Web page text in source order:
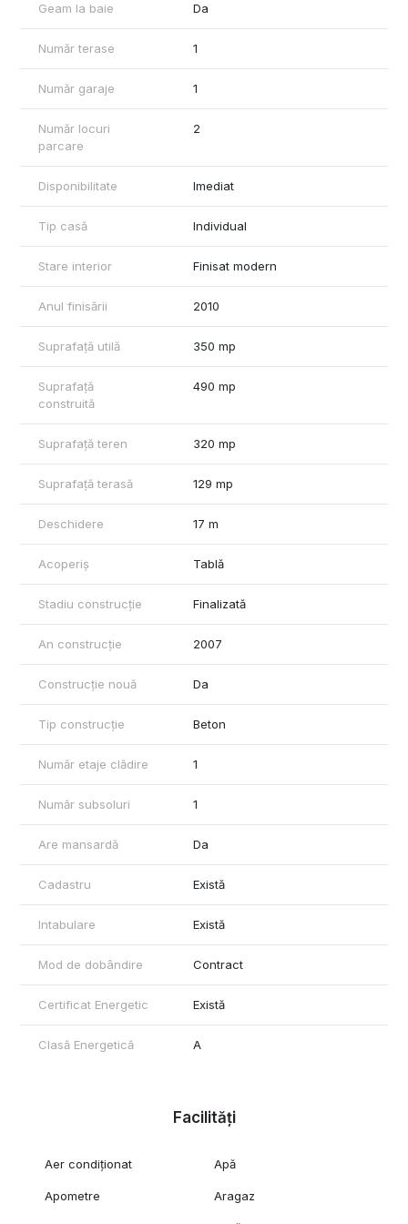
Vecinatati: Lacul Baneasa, Regina Marina, Facultatea Bioterra.
Pentru detalii si vizionari, va stam la dispozitie.
Geam la baie Da
Număr terase 1
Număr garaje 1
Număr locuri
parcare
2
Disponibilitate Imediat
Tip casă Individual
Stare interior Finisat modern
Anul finisării 2010
Suprafață utilă 350 mp
Suprafață
construită
490 mp
Suprafață teren 320 mp
Suprafață terasă 129 mp
Deschidere 17 m
Acoperiș Tablă
Stadiu construcție Finalizată
An construcție 2007
Construcție nouă Da
Tip construcție Beton
Număr etaje clădire 1
Număr subsoluri 1
Are mansardă Da
Cadastru Există
Intabulare Există
Mod de dobândire Contract
Certificat Energetic Există
Clasă Energetică A
Facilități
Aer condiționat Apă
Apometre Aragaz